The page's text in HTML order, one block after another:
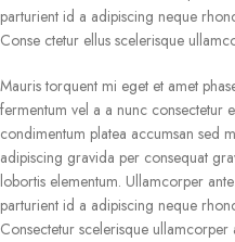
parturient id a adipiscing neque
Conse ctetur ellus scelerisque
Mauris torquent mi eget et amet
fermentum vel a a nunc consectetur
condimentum platea accumsan sed
adipiscing gravida per consequat
lobortis elementum. Ullamcorper
parturient id a adipiscing neque
Consectetur scelerisque ullamcorper